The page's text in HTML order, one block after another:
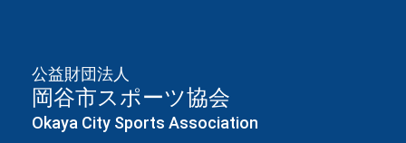
公益財団法人
岡谷市スポーツ協会
Okaya City Sports Association